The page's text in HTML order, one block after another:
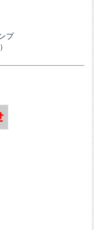
プ